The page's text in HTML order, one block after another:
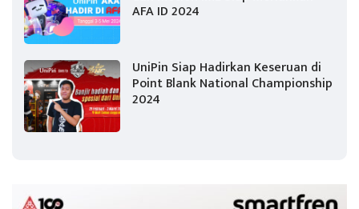
AFA ID 2024
UniPin Siap Hadirkan Keseruan di
Point Blank National Championship
2024